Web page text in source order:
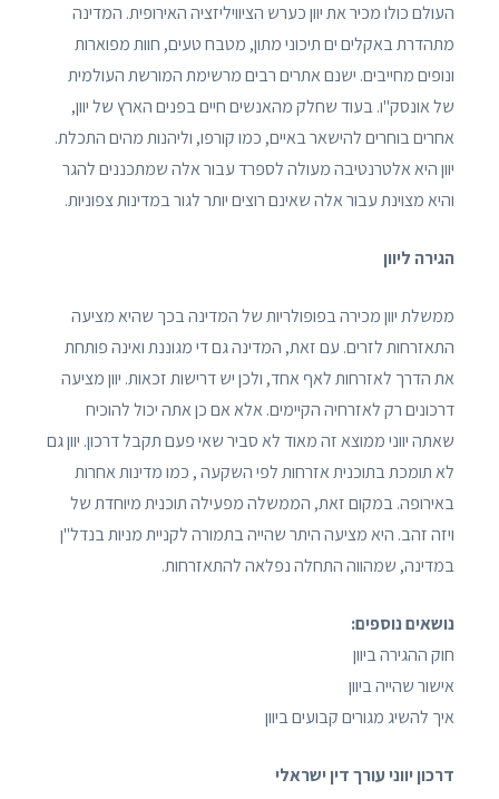
העולם כולו מכיר את יוון כערש הציוויליזציה האירופית. המדינה
מתהדרת באקלים ים תיכוני מתון, מטבח טעים, חוות מפוארות
ונופים מחייבים. ישנם אתרים רבים מרשימת המורשת העולמית
של אונסק"ו. בעוד שחלק מהאנשים חיים בפנים הארץ של יוון,
אחרים בוחרים להישאר באיים, כמו קורפו, וליהנות מהים התכלת.
יוון היא אלטרנטיבה מעולה לספרד עבור אלה שמתכננים להגר
והיא מצוינת עבור אלה שאינם רוצים יותר לגור במדינות צפוניות.
הגירה ליוון
ממשלת יוון מכירה בפופולריות של המדינה בכך שהיא מציעה
התאזרחות לזרים. עם זאת, המדינה גם די מגוננת ואינה פותחת
את הדרך לאזרחות לאף אחד, ולכן יש דרישות זכאות. יוון מציעה
דרכונים רק לאזרחיה הקיימים. אלא אם כן אתה יכול להוכיח
שאתה יווני ממוצא זה מאוד לא סביר שאי פעם תקבל דרכון. יוון גם
לא תומכת בתוכנית אזרחות לפי השקעה , כמו מדינות אחרות
באירופה. במקום זאת, הממשלה מפעילה תוכנית מיוחדת של
ויזה זהב. היא מציעה היתר שהייה בתמורה לקניית מניות בנדל"ן
במדינה, שמהווה התחלה נפלאה להתאזרחות.
נושאים נוספים:
חוק ההגירה ביוון
אישור שהייה ביוון
איך להשיג מגורים קבועים ביוון
דרכון יווני עורך דין ישראלי